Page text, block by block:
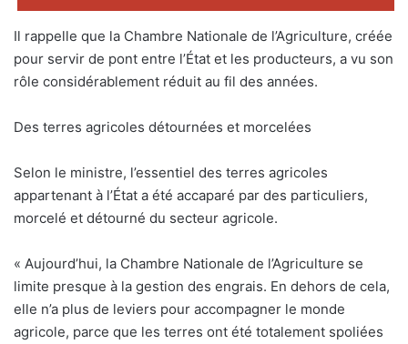
Il rappelle que la Chambre Nationale de l’Agriculture, créée
pour servir de pont entre l’État et les producteurs, a vu son
rôle considérablement réduit au fil des années.
Des terres agricoles détournées et morcelées
Selon le ministre, l’essentiel des terres agricoles
appartenant à l’État a été accaparé par des particuliers,
morcelé et détourné du secteur agricole.
« Aujourd’hui, la Chambre Nationale de l’Agriculture se
limite presque à la gestion des engrais. En dehors de cela,
elle n’a plus de leviers pour accompagner le monde
agricole, parce que les terres ont été totalement spoliées